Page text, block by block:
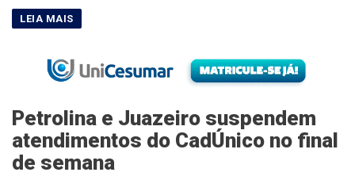
Petrolina e Juazeiro suspendem
atendimentos do CadÚnico no final
de semana